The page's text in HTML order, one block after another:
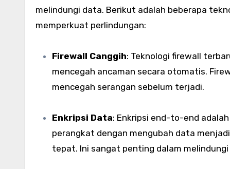
melindungi data. Berikut adalah beberapa
memperkuat perlindungan:
Firewall Canggih: Teknologi firewall
mencegah ancaman secara otomatis.
mencegah serangan sebelum terjadi.
Enkripsi Data: Enkripsi end-to-end
perangkat dengan mengubah data
tepat. Ini sangat penting dalam